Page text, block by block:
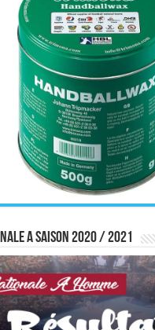
A saison 2020 / 2021